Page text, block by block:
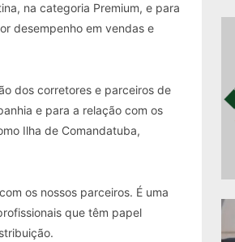
na categoria Premium, e para
desempenho em vendas e
dos corretores e parceiros de
e para a relação com os
Ilha de Comandatuba,
os nossos parceiros. É uma
que têm papel